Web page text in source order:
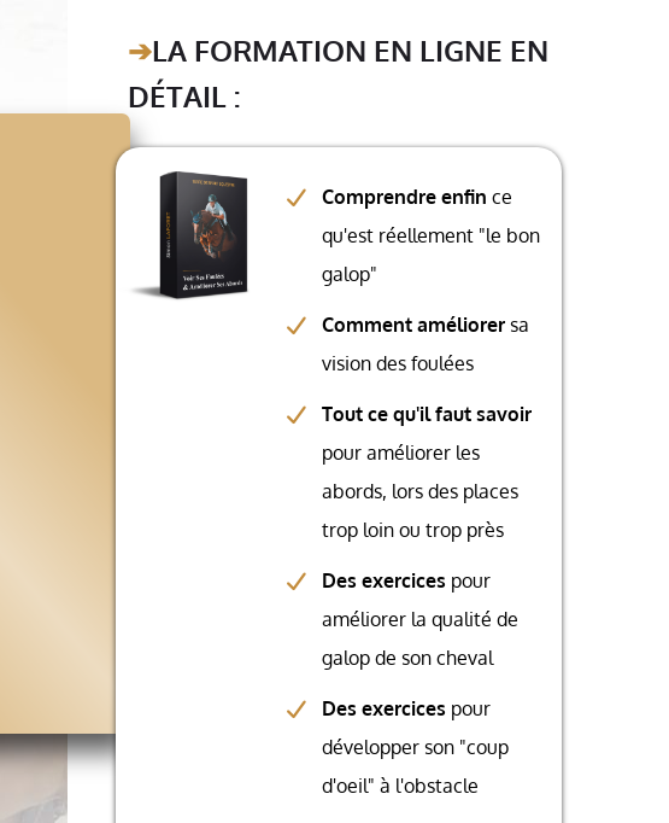
➔LA FORMATION EN LIGNE EN
DÉTAIL :
Comprendre enfin ce
qu'est réellement "le bon
galop"
Comment améliorersa
vision des foulées
Tout ce qu'il faut savoir
pour améliorer les
abords, lors des places
trop loin ou trop près
Des exercices pour
améliorer la qualité de
galop de son cheval
Des exercices pour
développer son "coup
d'oeil" à l'obstacle